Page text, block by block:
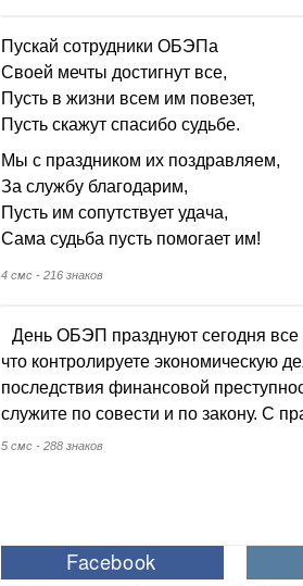
Пускай сотрудники ОБЭПа
Своей мечты достигнут все,
Пусть в жизни всем им повезет,
Пусть скажут спасибо судьбе.
Мы с праздником их поздравляем,
За службу благодарим,
Пусть им сопутствует удача,
Сама судьба пусть помогает им!
4 смс - 216 знаков
День ОБЭП празднуют сегодня все
что контролируете экономическую
последствия финансовой
служите по совести и по закону. С
5 смс - 288 знаков